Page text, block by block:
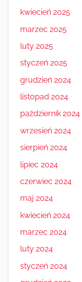
kwiecień 2025
marzec 2025
luty 2025
styczeń 2025
grudzień 2024
listopad 2024
październik 2024
wrzesień 2024
sierpień 2024
lipiec 2024
czerwiec 2024
maj 2024
kwiecień 2024
marzec 2024
luty 2024
styczeń 2024